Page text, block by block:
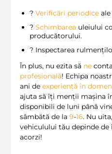
?️ Verificări periodice
?️ Schimbarea uleiului
producătorului.
?️ Inspectarea
În plus, nu ezita să ne
profesională! Echipa
ani de experiență în
ajuta să îți menții mașina
disponibili de luni până
sâmbătă de la 9-16. Nu
vehiculului tău depinde de
acorzi!